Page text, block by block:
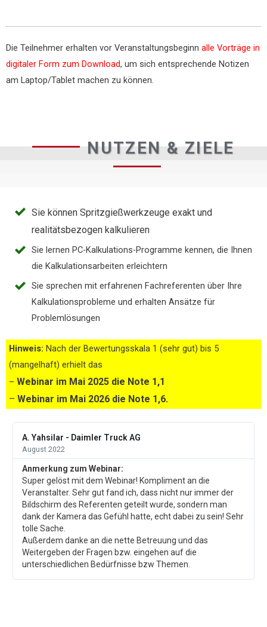
Die Teilnehmer erhalten vor Veranstaltungsbeginn alle Vorträge in
digitaler Form zum Download, um sich entsprechende Notizen
am Laptop/Tablet machen zu können.
NUTZEN & ZIELE
Sie können Spritzgießwerkzeuge exakt und
realitätsbezogen kalkulieren
Sie lernen PC-Kalkulations-Programme kennen, die Ihnen
die Kalkulationsarbeiten erleichtern
Sie sprechen mit erfahrenen Fachreferenten über Ihre
Kalkulationsprobleme und erhalten Ansätze für
Problemlösungen
Hinweis: Nach der Bewertungsskala 1 (sehr gut) bis 5
(mangelhaft) erhielt das
– Webinar im Mai 2025 die Note 1,1
– Webinar im Mai 2026 die Note 1,6.
A. Yahsilar - Daimler Truck AG
August 2022
Anmerkung zum Webinar:
Super gelöst mit dem Webinar! Kompliment an die
Veranstalter. Sehr gut fand ich, dass nicht nur immer der
Bildschirm des Referenten geteilt wurde, sondern man
dank der Kamera das Gefühl hatte, echt dabei zu sein! Sehr
tolle Sache.
Außerdem danke an die nette Betreuung und das
Weitergeben der Fragen bzw. eingehen auf die
unterschiedlichen Bedürfnisse bzw Themen.